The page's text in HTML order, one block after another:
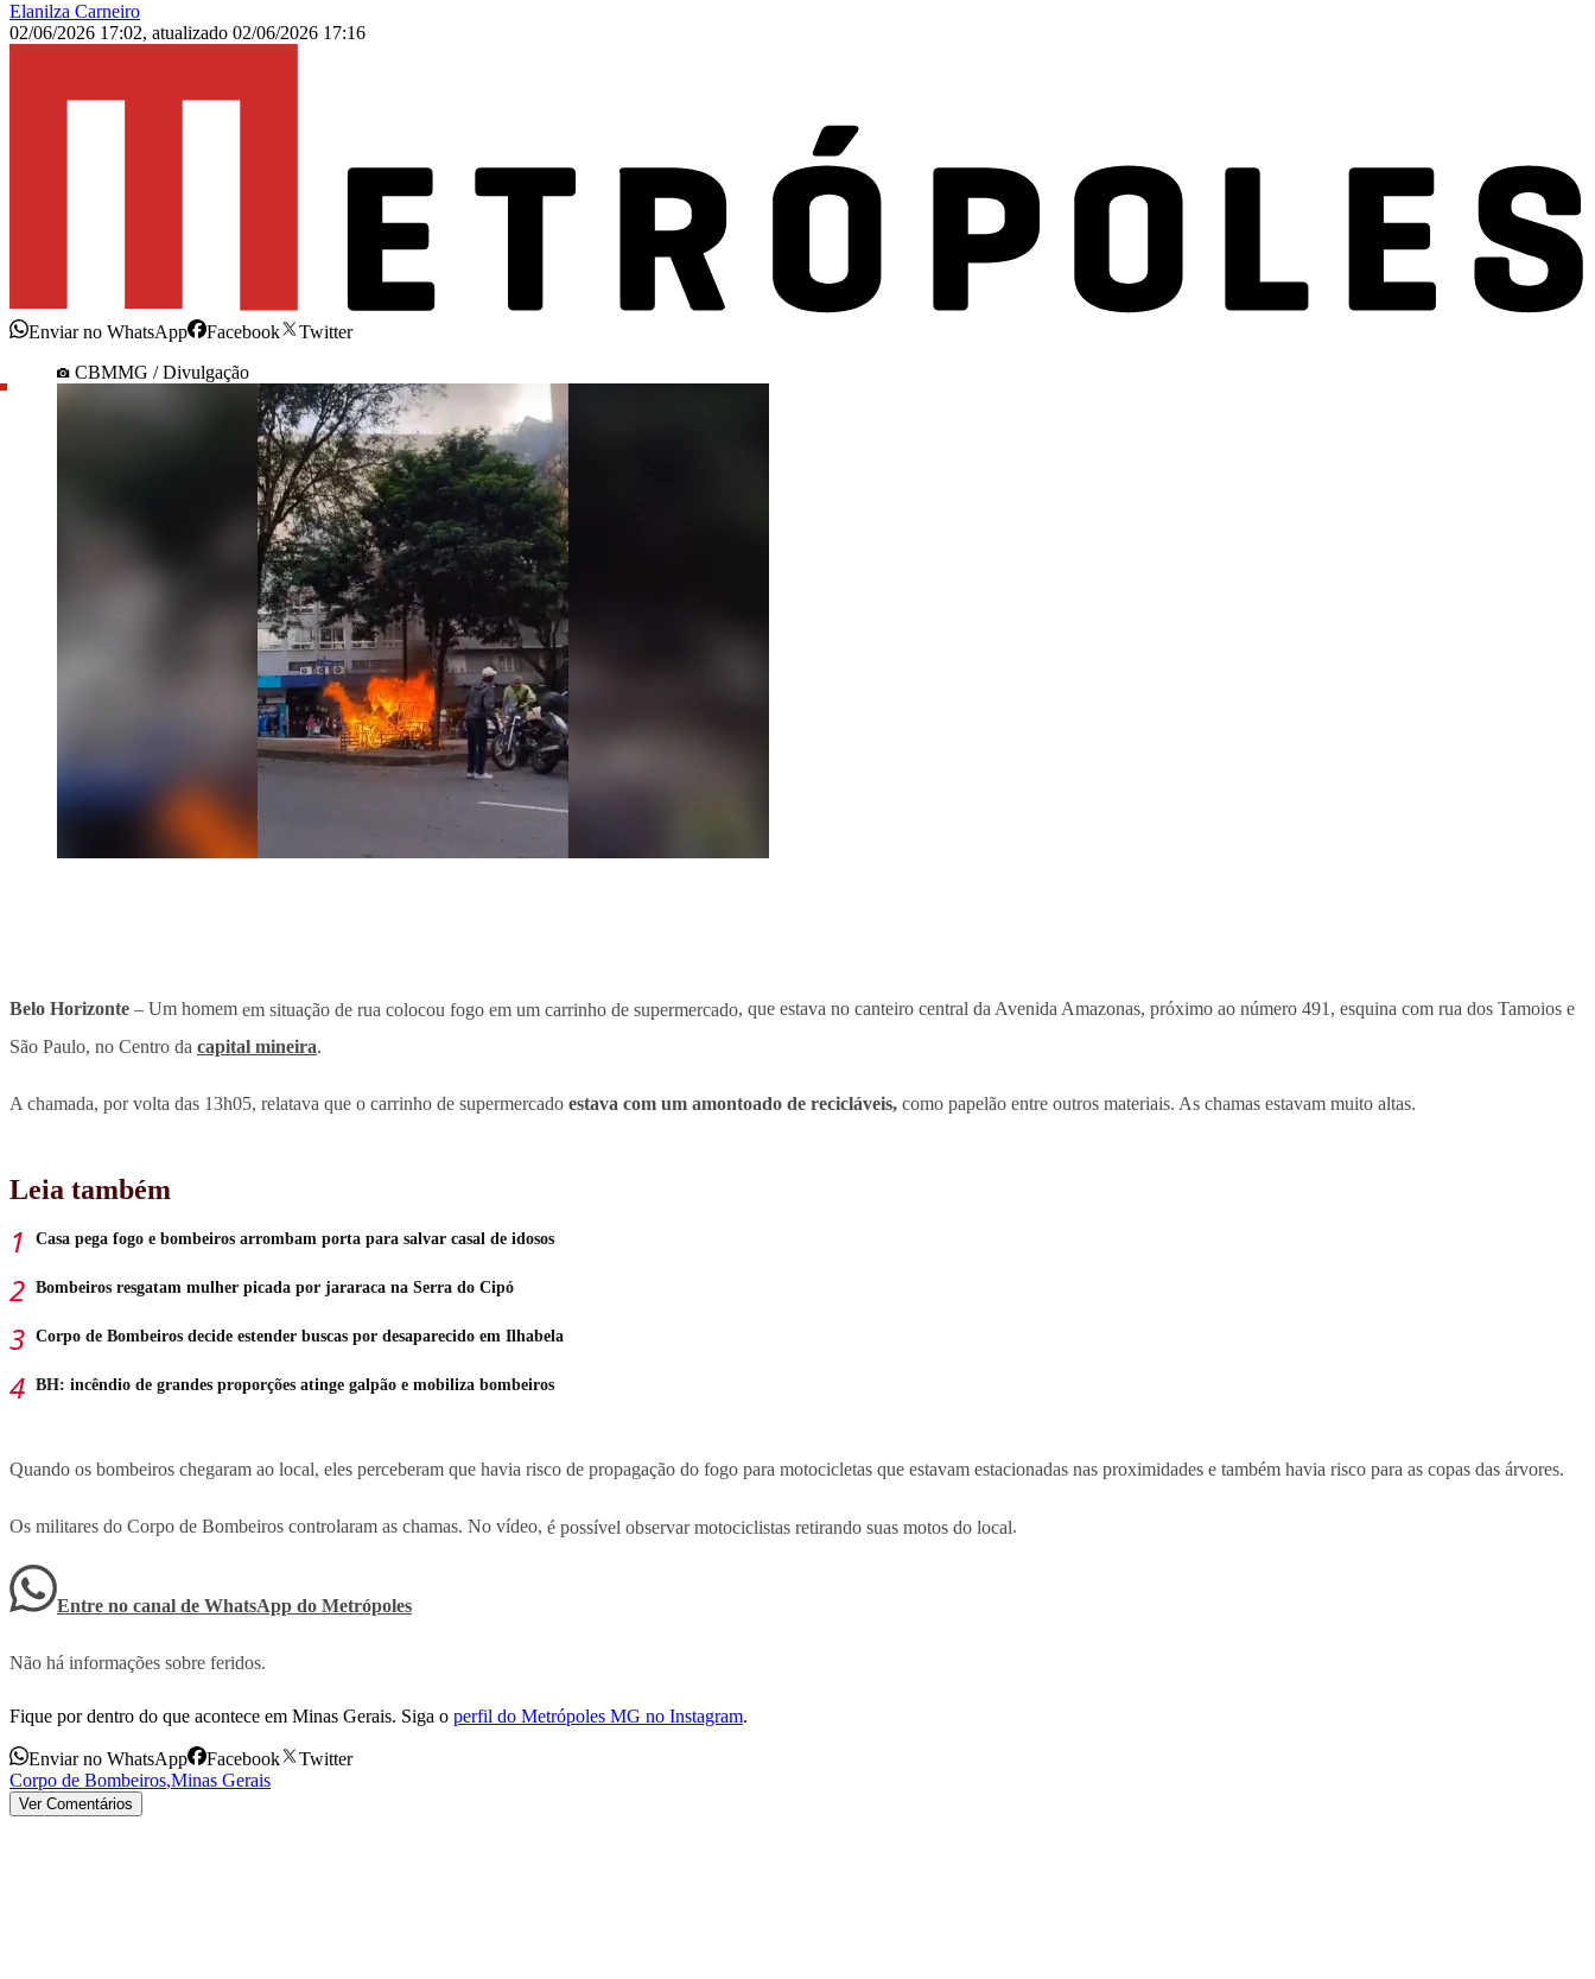
Elanilza Carneiro
02/06/2026 17:02, atualizado 02/06/2026 17:16
Enviar no WhatsApp Facebook
Twitter
CBMMG / Divulgação
Belo Horizonte – Um homem em situação de rua colocou fogo em um carrinho de supermercado, que estava no canteiro central da Avenida Amazonas, próximo ao número 491, esquina com rua dos Tamoios e
São Paulo, no Centro da capital mineira.
A chamada, por volta das 13h05, relatava que o carrinho de supermercado estava com um amontoado de recicláveis, como papelão entre outros materiais. As chamas estavam muito altas.
Leia também
Casa pega fogo e bombeiros arrombam porta para salvar casal de idosos
Bombeiros resgatam mulher picada por jararaca na Serra do Cipó
Corpo de Bombeiros decide estender buscas por desaparecido em Ilhabela
BH: incêndio de grandes proporções atinge galpão e mobiliza bombeiros
Quando os bombeiros chegaram ao local, eles perceberam que havia risco de propagação do fogo para motocicletas que estavam estacionadas nas proximidades e também havia risco para as copas das árvores.
Os militares do Corpo de Bombeiros controlaram as chamas. No vídeo, é possível observar motociclistas retirando suas motos do local.
Entre no canal de WhatsApp do Metrópoles
Não há informações sobre feridos.
Fique por dentro do que acontece em Minas Gerais. Siga o perfil do Metrópoles MG no Instagram.
Enviar no WhatsApp Facebook
Twitter
Corpo de Bombeiros,Minas Gerais
Ver Comentários